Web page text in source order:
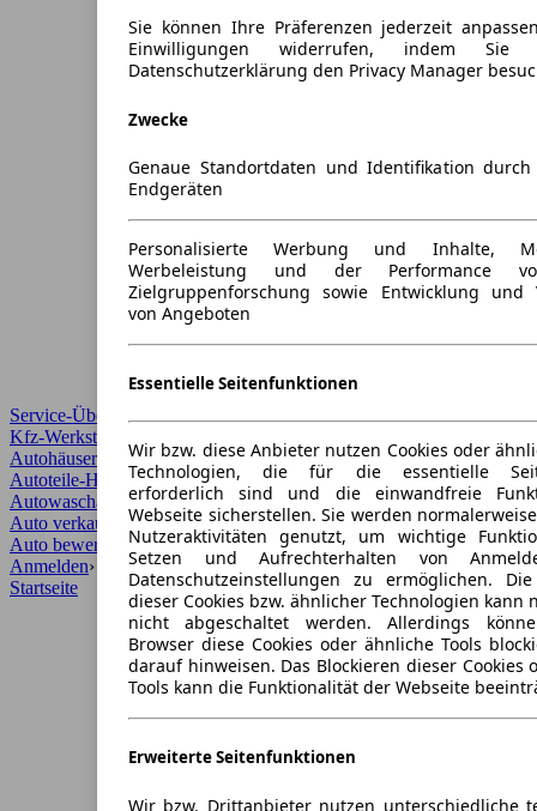
Service-Übersicht
Kfz-Werkstätten
Autohäuser und Händler
Autoteile-Händler
Autowaschanlagen
Auto verkaufen ›
Auto bewerten
Anmelden›
Startseite
Sie können Ihre Präferenzen jederzeit
Einwilligungen widerrufen, indem
Datenschutzerklärung den Privacy Manager
Zwecke
Genaue Standortdaten und Identifikation durch
Endgeräten
Personalisierte Werbung und Inhalte,
Werbeleistung und der Performance
Zielgruppenforschung sowie Entwicklung und
von Angeboten
Essentielle Seitenfunktionen
Wir bzw. diese Anbieter nutzen Cookies oder
Technologien, die für die essentielle
erforderlich sind und die einwandfreie
Webseite sicherstellen. Sie werden
Nutzeraktivitäten genutzt, um wichtige
Setzen und Aufrechterhalten von
Datenschutzeinstellungen zu ermöglichen.
dieser Cookies bzw. ähnlicher Technologien kann
nicht abgeschaltet werden. Allerdings
Browser diese Cookies oder ähnliche Tools
darauf hinweisen. Das Blockieren dieser Cookies
Tools kann die Funktionalität der Webseite
Erweiterte Seitenfunktionen
Wir bzw. Drittanbieter nutzen unterschiedliche